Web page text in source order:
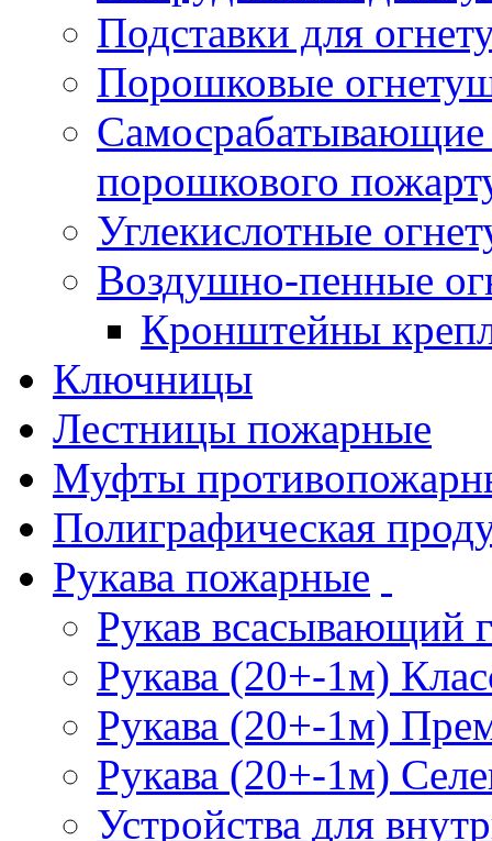
Подставки для
Порошковые
порошкового
Углекислотные
Воздушно-пенные
Кронштейны
Ключницы
Лестницы пожарные
Муфты
Полиграфическая
Рукава пожарные
Рукав всасывающий
Рукава (20+-1м)
Рукава (20+-1м)
Рукава (20+-1м)
Устройства для